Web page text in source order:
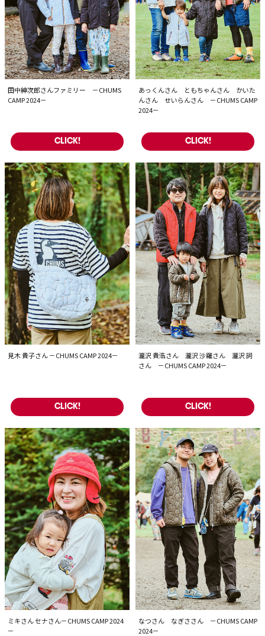
田中紳次郎さんファミリー －CHUMS
CAMP 2024－
CLICK!
あっくんさん ともちゃんさん かいた
んさん せいらんさん －CHUMS CAMP
2024－
CLICK!
見木 貴子さん －CHUMS CAMP 2024－
CLICK!
瀧沢 貴浩さん 瀧沢 沙羅さん 瀧沢 詞
さん －CHUMS CAMP 2024－
CLICK!
ミキさん セナさん－CHUMS CAMP 2024
－
なつさん なぎささん －CHUMS CAMP
2024－